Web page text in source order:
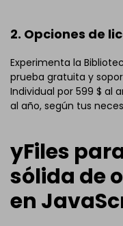
2. Opciones de
Experimenta la
prueba gratuita y
Individual por 599 $ al
al año, según tus
yFiles
sólida de
en